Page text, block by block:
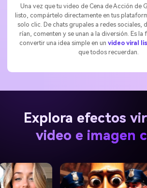
Una vez que tu video de Cena de Acción de
listo, compártelo directamente en tus
solo clic. De chats grupales a redes sociales,
rían, comenten y se unan a la diversión. Es
convertir una idea simple en un video viral
que todos recuerdan.
Explora efectos
video e imagen